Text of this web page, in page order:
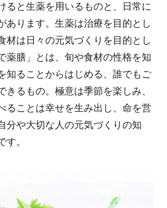
ると生薬を用いるものと、日常に
あります。生薬は治療を目的とし
材は日々の元気づくりを目的とし
薬膳」とは、旬や食材の性格を知
知ることからはじめる、誰でもご
きるもの。極意は季節を楽しみ、
ることは幸せを生み出し、命を営
分や大切な人の元気づくりの知
す。